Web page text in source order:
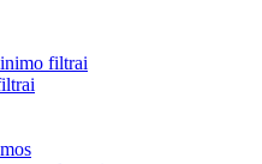
filtrai